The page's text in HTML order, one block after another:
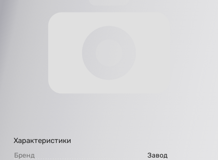
Характеристики
Бренд
Завод